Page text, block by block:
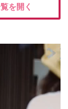
を開く